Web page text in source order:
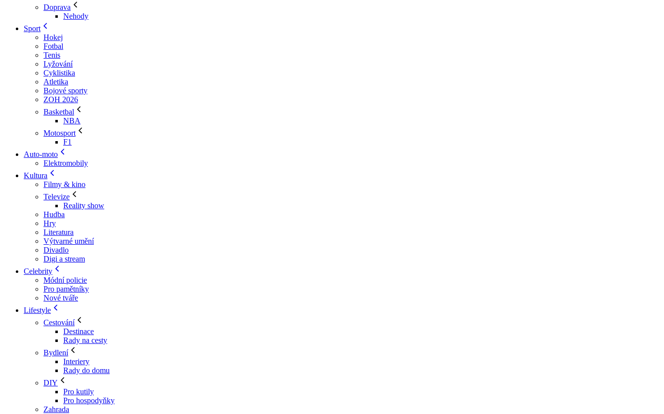
Doprava
Nehody
Sport
Hokej
Fotbal
Tenis
Lyžování
Cyklistika
Atletika
Bojové sporty
ZOH 2026
Basketbal
NBA
Motosport
F1
Auto-moto
Elektromobily
Kultura
Filmy & kino
Televize
Reality show
Hudba
Hry
Literatura
Výtvarné umění
Divadlo
Digi a stream
Celebrity
Módní policie
Pro pamětníky
Nové tváře
Lifestyle
Cestování
Destinace
Rady na cesty
Bydlení
Interiery
Rady do domu
DIY
Pro kutily
Pro hospodyňky
Zahrada